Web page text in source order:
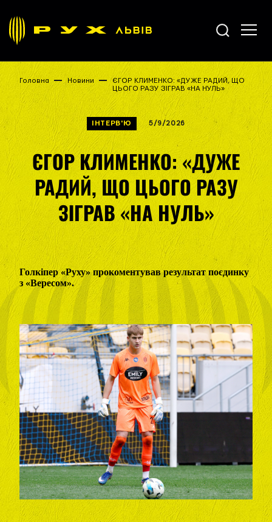
Головна Новини
ЄГОР КЛИМЕНКО: «ДУЖЕ РАДИЙ, ЩО
ЦЬОГО РАЗУ ЗІГРАВ «НА НУЛЬ»
ІНТЕРВ'Ю 5/9/2026
ЄГОР КЛИМЕНКО: «ДУЖЕ
РАДИЙ, ЩО ЦЬОГО РАЗУ
ЗІГРАВ «НА НУЛЬ»
Голкіпер «Руху» прокоментував результат поєдинку
з «Вересом».